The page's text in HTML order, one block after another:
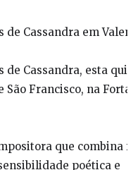
Cassandra em
de Cassandra, esta
São Francisco, na
que combina
poética e